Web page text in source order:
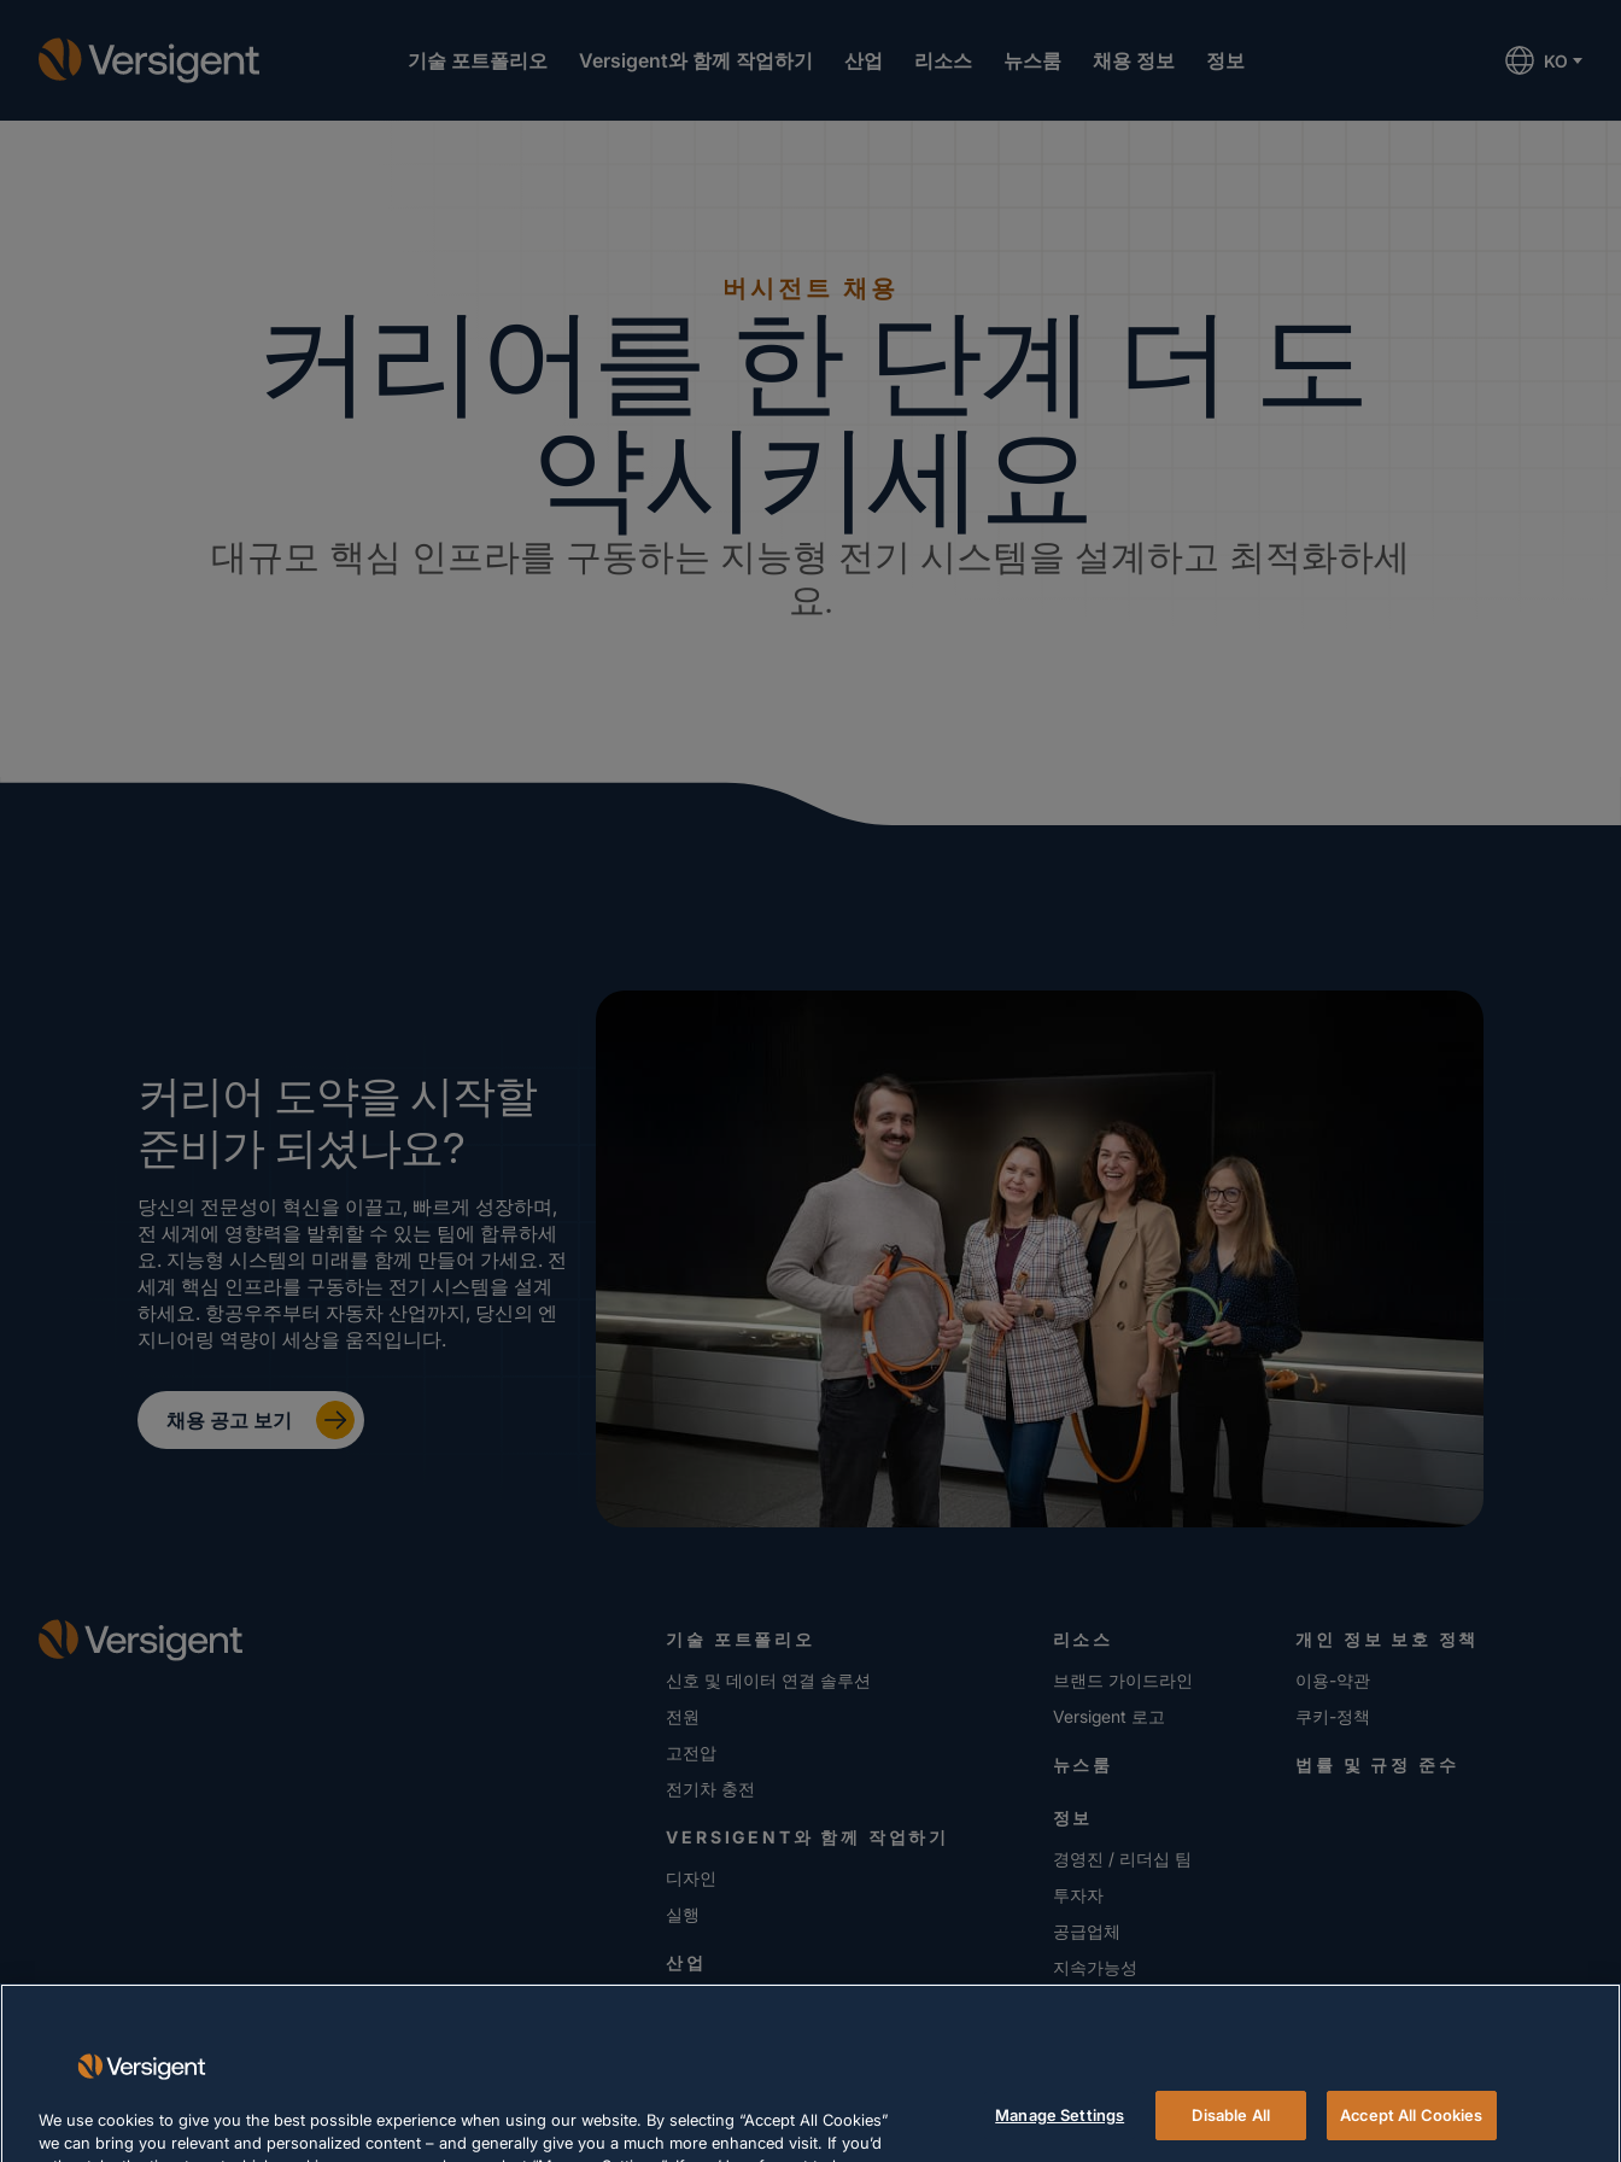
기술 포트폴리오 Versigent와 함께 작업하기 산업 리소스 뉴스룸 채용 정보 정보 KO
버시전트 채용
커리어를 한 단계 더 도
약시키세요
대규모 핵심 인프라를 구동하는 지능형 전기 시스템을 설계하고 최적화하세
요.
커리어 도약을 시작할
준비가 되셨나요?
당신의 전문성이 혁신을 이끌고, 빠르게 성장하며,
전 세계에 영향력을 발휘할 수 있는 팀에 합류하세
요. 지능형 시스템의 미래를 함께 만들어 가세요. 전
세계 핵심 인프라를 구동하는 전기 시스템을 설계
하세요. 항공우주부터 자동차 산업까지, 당신의 엔
지니어링 역량이 세상을 움직입니다.
채용 공고 보기
기술 포트폴리오
신호 및 데이터 연결 솔루션
전원
고전압
전기차 충전
VERSIGENT와 함께 작업하기
디자인
실행
산업
리소스
브랜드 가이드라인
Versigent 로고
뉴스룸
정보
경영진 / 리더십 팀
투자자
공급업체
지속가능성
개인 정보 보호 정책
이용-약관
쿠키-정책
법률 및 규정 준수
© 2026 Versigent. All rights reserved
We use cookies to give you the best possible experience when using our website. By selecting “Accept All Cookies”
we can bring you relevant and personalized content – and generally give you a much more enhanced visit. If you’d
Manage Settings Disable All Accept All Cookies